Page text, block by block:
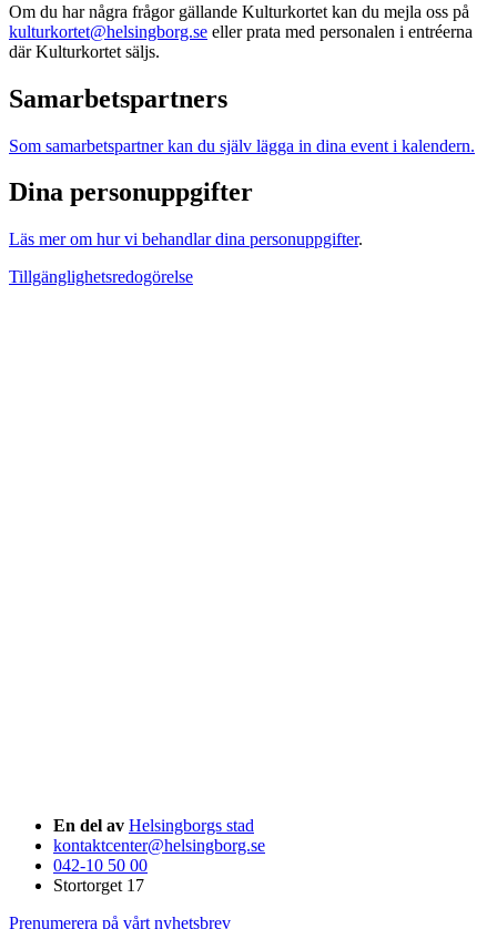
Om du har några frågor gällande Kulturkortet kan du mejla oss på
kulturkortet@helsingborg.se eller prata med personalen i entréerna
där Kulturkortet säljs.
Samarbetspartners
Som samarbetspartner kan du själv lägga in dina event i kalendern.
Dina personuppgifter
Läs mer om hur vi behandlar dina personuppgifter.
Tillgänglighetsredogörelse
En del av Helsingborgs stad
kontaktcenter@helsingborg.se
042-10 50 00
Stortorget 17
Prenumerera på vårt nyhetsbrev